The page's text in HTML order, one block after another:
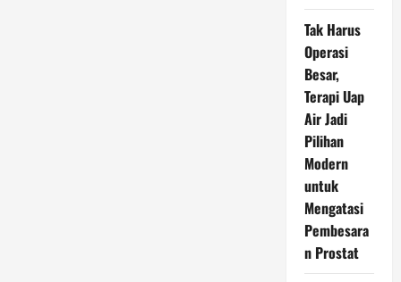
Tak Harus
Operasi
Besar,
Terapi Uap
Air Jadi
Pilihan
Modern
untuk
Mengatasi
Pembesara
n Prostat